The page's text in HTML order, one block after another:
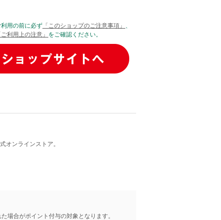
利用の前に必ず 「このショップのご注意事項」
ご利用上の注意」 をご確認ください。
オンラインストア。
場合がポイント付与の対象となります。